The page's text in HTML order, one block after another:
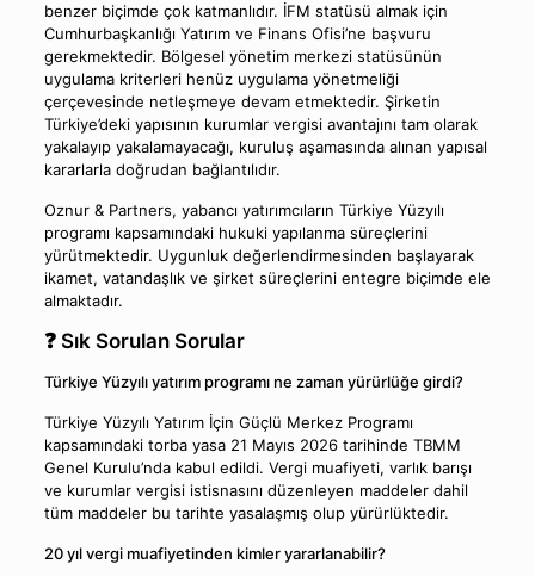
benzer biçimde çok katmanlıdır. İFM statüsü almak için
Cumhurbaşkanlığı Yatırım ve Finans Ofisi’ne başvuru
gerekmektedir. Bölgesel yönetim merkezi statüsünün
uygulama kriterleri henüz uygulama yönetmeliği
çerçevesinde netleşmeye devam etmektedir. Şirketin
Türkiye’deki yapısının kurumlar vergisi avantajını tam olarak
yakalayıp yakalamayacağı, kuruluş aşamasında alınan yapısal
kararlarla doğrudan bağlantılıdır.
Oznur & Partners, yabancı yatırımcıların Türkiye Yüzyılı
programı kapsamındaki hukuki yapılanma süreçlerini
yürütmektedir. Uygunluk değerlendirmesinden başlayarak
ikamet, vatandaşlık ve şirket süreçlerini entegre biçimde ele
almaktadır.
❓ Sık Sorulan Sorular
Türkiye Yüzyılı yatırım programı ne zaman yürürlüğe girdi?
Türkiye Yüzyılı Yatırım İçin Güçlü Merkez Programı
kapsamındaki torba yasa 21 Mayıs 2026 tarihinde TBMM
Genel Kurulu’nda kabul edildi. Vergi muafiyeti, varlık barışı
ve kurumlar vergisi istisnasını düzenleyen maddeler dahil
tüm maddeler bu tarihte yasalaşmış olup yürürlüktedir.
20 yıl vergi muafiyetinden kimler yararlanabilir?